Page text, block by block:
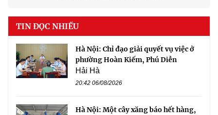
TIN ĐỌC NHIỀU
Hà Nội: Chỉ đạo giải quyết vụ việc ở
phường Hoàn Kiếm, Phú Diễn
Hải Hà
20:42 06/08/2026
Hà Nội: Một cây xăng báo hết hàng,